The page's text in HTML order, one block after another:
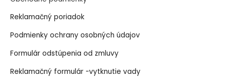
Reklamačný poriadok
Podmienky ochrany osobných údajov
Formulár odstúpenia od zmluvy
Reklamačný formulár -vytknutie vady